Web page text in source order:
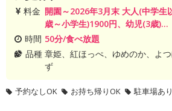
料金 開園～2026年3月末 大人(中学生
歳～小学生)1900円、幼児(3歳)...
時間 50分/食べ放題
品種 章姫、紅ほっぺ、ゆめのか、よ
ず
予約なしOK お持ち帰りOK 駐車場あり